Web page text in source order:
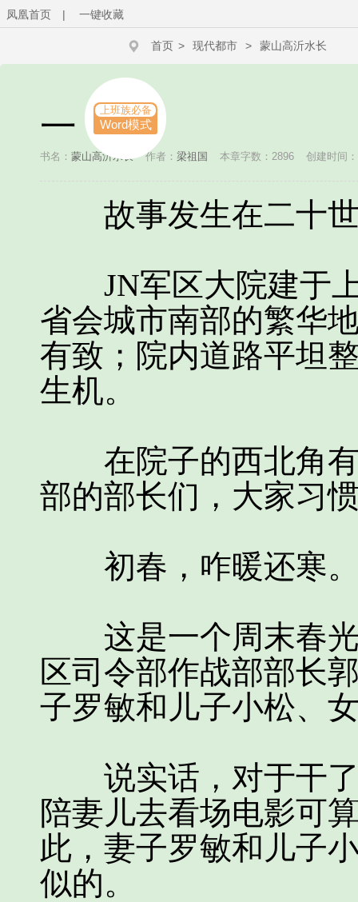
凤凰首页 | 一键收藏
首页 > 现代都市 > 蒙山高沂水长
一 上班族必备
Word模式
书名： 蒙山高沂水长 作者： 梁祖国 本章字数：2896 创建时间
故事发生在二十世
JN军区大院建于上
省会城市南部的繁华
有致；院内道路平坦
生机。
在院子的西北角有
部的部长们，大家习
初春，咋暖还寒
这是一个周末春光
区司令部作战部部长
子罗敏和儿子小松、
说实话，对于干了
陪妻儿去看场电影可
此，妻子罗敏和儿子
似的。